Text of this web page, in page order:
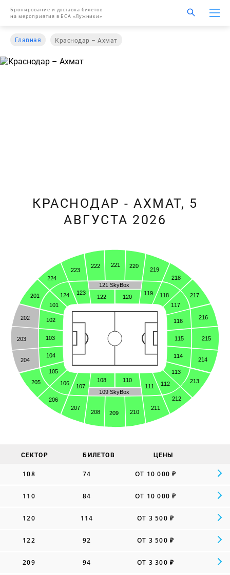
Бронирование и доставка билетов
на мероприятия в БСА «Лужники»
Главная Краснодар – Ахмат
КРАСНОДАР - АХМАТ, 5
АВГУСТА 2026
122 120
101
102
103
104
105
106 107
108 110
111 112
113
114
115
116
117
118
119
123
124
205
206
207
208 209 210
211
212
213
214
215
216
217
218
219
220
221
222
223
224
121 SkyBox
109 SkyBox
201
202
203
204
СЕКТОР БИЛЕТОВ ЦЕНЫ
108 74 ОТ 10 000 ₽
110 84 ОТ 10 000 ₽
120 114 ОТ 3 500 ₽
122 92 ОТ 3 500 ₽
209 94 ОТ 3 300 ₽